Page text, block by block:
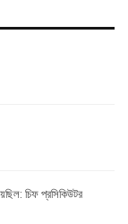
চিফ প্রসিকিউটর